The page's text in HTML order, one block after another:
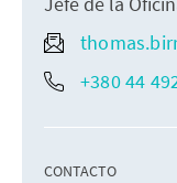
+380 44
CONTACTO